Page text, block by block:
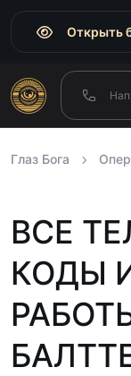
Открыть
Глаз Бога
ВСЕ
КОДЫ